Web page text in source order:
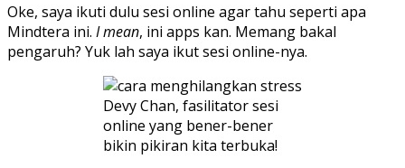
Oke, saya ikuti dulu sesi online agar tahu seperti apa
Mindtera ini. I mean, ini apps kan. Memang bakal
pengaruh? Yuk lah saya ikut sesi online-nya.
Devy Chan, fasilitator sesi
online yang bener-bener
bikin pikiran kita terbuka!